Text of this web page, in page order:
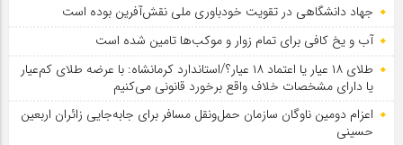
جهاد دانشگاهی در تقویت خودباوری ملی نقش‌آفرین بوده است
آب و یخ کافی برای تمام زوار و موکب‌ها تامین شده است
طلای ۱۸ عیار یا اعتماد ۱۸ عیار؟/استاندارد کرمانشاه: با عرضه طلای کم‌عیار
یا دارای مشخصات خلاف واقع برخورد قانونی می‌کنیم
اعزام دومین ناوگان سازمان حمل‌ونقل مسافر برای جابه‌جایی زائران اربعین
حسینی